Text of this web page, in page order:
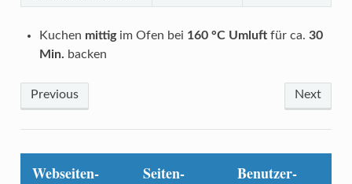
Kuchen mittigim Ofen bei 160 °C Umluftfür ca. 30
Min. backen
Previous Next
Webseiten- Seiten- Benutzer-